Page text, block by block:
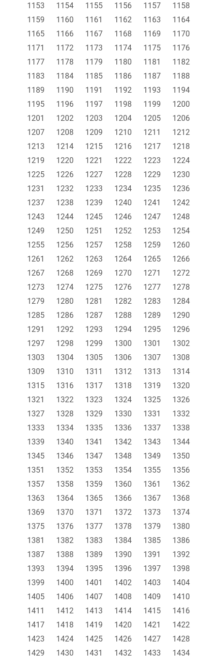
1153 1154 1155 1156 1157
1158
1159
1160 1161 1162 1163
1164
1165
1166 1167 1168 1169
1170
1171
1172 1173 1174 1175
1176
1177
1178 1179 1180 1181
1182
1183
1184 1185 1186 1187
1188
1189
1190 1191 1192 1193
1194
1195
1196 1197 1198 1199
1200
1201
1202 1203 1204 1205
1206
1207
1208 1209 1210 1211
1212
1213
1214 1215 1216 1217
1218
1219
1220 1221 1222 1223
1224
1225
1226 1227 1228 1229
1230
1231
1232 1233 1234 1235
1236
1237
1238 1239 1240 1241
1242
1243
1244 1245 1246 1247
1248
1249
1250 1251 1252 1253
1254
1255
1256 1257 1258 1259
1260
1261
1262 1263 1264 1265
1266
1267
1268 1269 1270 1271
1272
1273
1274 1275 1276 1277
1278
1279
1280 1281 1282 1283
1284
1285
1286 1287 1288 1289
1290
1291
1292 1293 1294 1295
1296
1297
1298 1299 1300 1301
1302
1303
1304 1305 1306 1307
1308
1309
1310 1311 1312 1313
1314
1315
1316 1317 1318 1319
1320
1321
1322 1323 1324 1325
1326
1327
1328 1329 1330 1331
1332
1333
1334 1335 1336 1337
1338
1339
1340 1341 1342 1343
1344
1345
1346 1347 1348 1349
1350
1351
1352 1353 1354 1355
1356
1357
1358 1359 1360 1361
1362
1363
1364 1365 1366 1367
1368
1369
1370 1371 1372 1373
1374
1375
1376 1377 1378 1379
1380
1381
1382 1383 1384 1385
1386
1387
1388 1389 1390 1391
1392
1393
1394 1395 1396 1397
1398
1399
1400 1401 1402 1403
1404
1405
1406 1407 1408 1409
1410
1411
1412 1413 1414 1415
1416
1417
1418 1419 1420 1421
1422
1423
1424 1425 1426 1427
1428
1429
1430 1431 1432 1433
1434